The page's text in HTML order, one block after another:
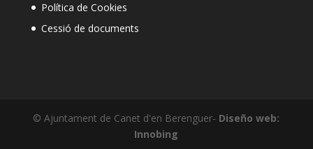
Política de Cookies
Cessió de documents
© Ajuntament de Canet d'en Berenguer- Diseño web:
Innobing